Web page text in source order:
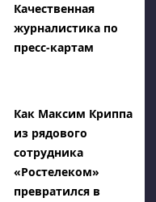
Качественная
журналистика по
пресс-картам
Как Максим Криппа
из рядового
сотрудника
«Ростелеком»
превратился в